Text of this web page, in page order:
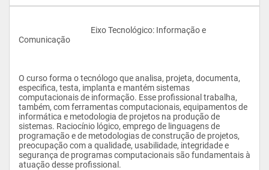
Comunicação
O curso forma o tecnólogo que analisa, projeta, documenta,
especifica, testa, implanta e mantém sistemas
computacionais de informação. Esse profissional trabalha,
também, com ferramentas computacionais, equipamentos de
informática e metodologia de projetos na produção de
sistemas. Raciocínio lógico, emprego de linguagens de
programação e de metodologias de construção de projetos,
preocupação com a qualidade, usabilidade, integridade e
segurança de programas computacionais são fundamentais à
atuação desse profissional.